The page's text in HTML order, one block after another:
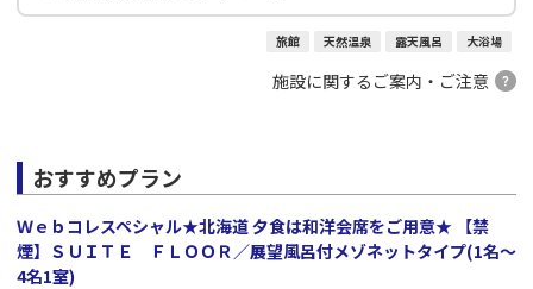
旅館 天然温泉 露天風呂 大浴場
施設に関するご案内・ご注意
おすすめプラン
Ｗｅｂコレスペシャル★北海道 夕食は和洋会席をご用意★ 【禁
煙】ＳＵＩＴＥ ＦＬＯＯＲ／展望風呂付メゾネットタイプ(1名～
4名1室)